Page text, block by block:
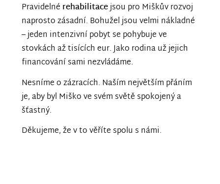
Pravidelné rehabilitacejsou pro Miškův rozvoj
naprosto zásadní. Bohužel jsou velmi nákladné
– jeden intenzivní pobyt se pohybuje ve
stovkách až tisících eur. Jako rodina už jejich
financování sami nezvládáme.
Nesníme o zázracích. Naším největším přáním
je, aby byl Miško ve svém světě spokojený a
šťastný.
Děkujeme, že v to věříte spolu s námi.